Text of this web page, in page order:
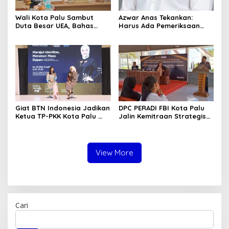
Wali Kota Palu Sambut
Duta Besar UEA, Bahas
Azwar Anas Tekankan:
Harus Ada Pemeriksaan
Lokasi CPM
Giat BTN Indonesia Jadikan
Ketua TP-PKK Kota Palu
DPC PERADI FBI Kota Palu
Jalin Kemitraan Strategis
View More
Cari